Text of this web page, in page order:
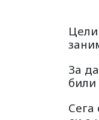
За
били
Сега